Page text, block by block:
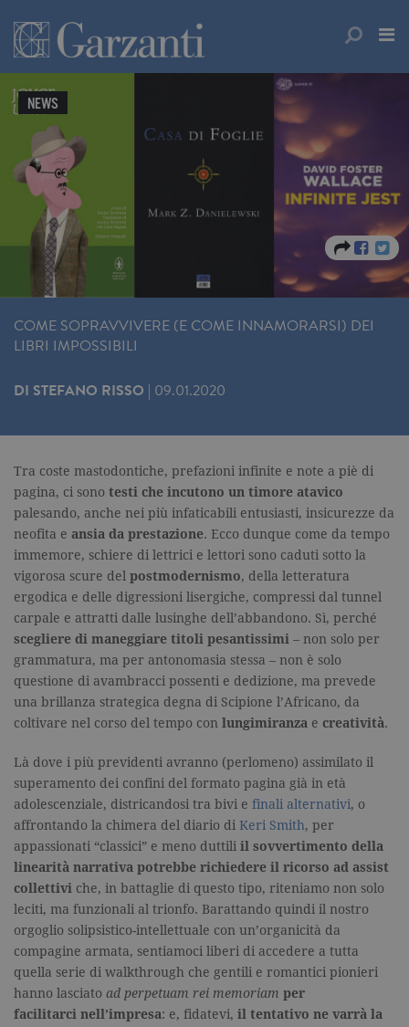
NEWS
COME SOPRAVVIVERE (E COME INNAMORARSI) DEI
LIBRI IMPOSSIBILI
DI STEFANO RISSO | 09.01.2020
Tra coste mastodontiche, prefazioni infinite e note a piè di
pagina, ci sono testi che incutono un timore atavico
palesando, anche nei più infaticabili entusiasti, insicurezze da
neofita e ansia da prestazione. Ecco dunque come da tempo
immemore, schiere di lettrici e lettori sono caduti sotto la
vigorosa scure del postmodernismo, della letteratura
ergodica e delle digressioni lisergiche, compressi dal tunnel
carpale e attratti dalle lusinghe dell’abbandono. Sì, perché
scegliere di maneggiare titoli pesantissimi – non solo per
grammatura, ma per antonomasia stessa – non è solo
questione di avambracci possenti e dedizione, ma prevede
una brillanza strategica degna di Scipione l’Africano, da
coltivare nel corso del tempo con lungimiranza e creatività.
Là dove i più previdenti avranno (perlomeno) assimilato il
superamento dei confini del formato pagina già in età
adolescenziale, districandosi tra bivi e finali alternativi, o
affrontando la chimera del diario di Keri Smith, per
appassionati “classici” e meno duttili il sovvertimento della
linearità narrativa potrebbe richiedere il ricorso ad assist
collettivi che, in battaglie di questo tipo, riteniamo non solo
leciti, ma funzionali al trionfo. Barattando quindi il nostro
orgoglio solipsistico-intellettuale con un’organicità da
compagine armata, sentiamoci liberi di accedere a tutta
quella serie di walkthrough che gentili e romantici pionieri
hanno lasciato ad perpetuam rei memoriam per
facilitarci nell’impresa: e, fidatevi, il tentativo ne varrà la